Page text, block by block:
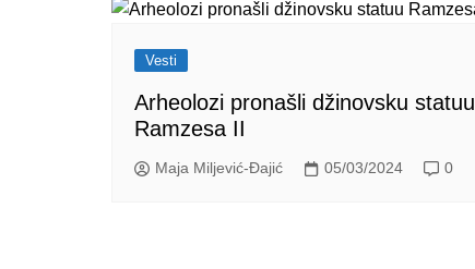
Vesti
Arheolozi pronašli džinovsku statuu
Ramzesa II
Maja Miljević-Đajić 05/03/2024 0